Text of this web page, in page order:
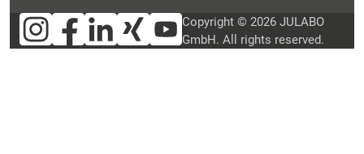
Copyright © 2026 JULABO
GmbH. All rights reserved.